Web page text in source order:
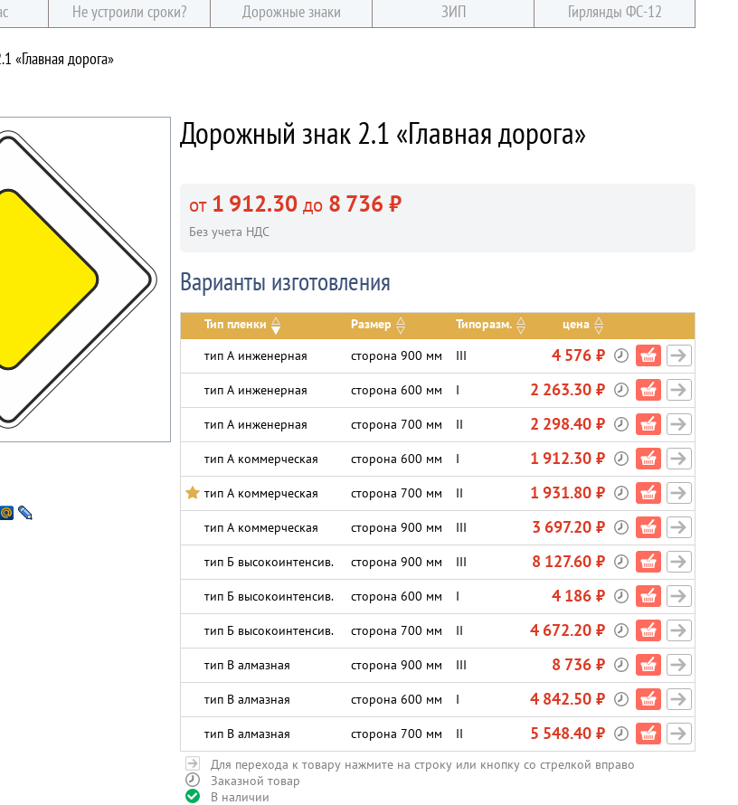
Не устроили сроки? Дорожные знаки ЗИП Гирлянды ФС-12
«Главная дорога»
Дорожный знак 2.1 «Главная дорога»
от1 912.30 до 8 736 ₽
Без учета НДС
Варианты изготовления
Тип пленки Размер Типоразм.
цена
тип А инженерная
сторона 900 мм III 4 576 ₽
тип А инженерная сторона 600 мм I 2 263.30 ₽
тип А инженерная сторона 700 мм II 2 298.40 ₽
тип А коммерческая сторона 600 мм I 1 912.30 ₽
тип А коммерческая сторона 700 мм II 1 931.80 ₽
тип А коммерческая сторона 900 мм III 3 697.20 ₽
тип Б высокоинтенсив. сторона 900 мм III 8 127.60 ₽
тип Б высокоинтенсив. сторона 600 мм I 4 186 ₽
тип Б высокоинтенсив. сторона 700 мм II 4 672.20 ₽
тип В алмазная сторона 900 мм III 8 736 ₽
тип В алмазная сторона 600 мм I 4 842.50 ₽
тип В алмазная сторона 700 мм II 5 548.40 ₽
Для перехода к товару нажмите на строку или кнопку со стрелкой вправо
Заказной товар
В наличии